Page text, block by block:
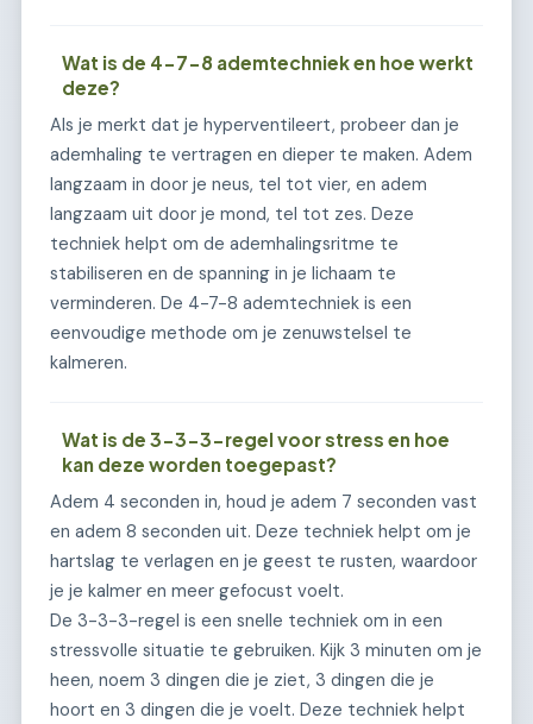
Wat is de 4-7-8 ademtechniek en hoe werkt
deze?
Als je merkt dat je hyperventileert, probeer dan je
ademhaling te vertragen en dieper te maken. Adem
langzaam in door je neus, tel tot vier, en adem
langzaam uit door je mond, tel tot zes. Deze
techniek helpt om de ademhalingsritme te
stabiliseren en de spanning in je lichaam te
verminderen. De 4-7-8 ademtechniek is een
eenvoudige methode om je zenuwstelsel te
kalmeren.
Wat is de 3-3-3-regel voor stress en hoe
kan deze worden toegepast?
Adem 4 seconden in, houd je adem 7 seconden vast
en adem 8 seconden uit. Deze techniek helpt om je
hartslag te verlagen en je geest te rusten, waardoor
je je kalmer en meer gefocust voelt.
De 3-3-3-regel is een snelle techniek om in een
stressvolle situatie te gebruiken. Kijk 3 minuten om je
heen, noem 3 dingen die je ziet, 3 dingen die je
hoort en 3 dingen die je voelt. Deze techniek helpt